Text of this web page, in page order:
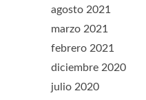
agosto 2021
marzo 2021
febrero 2021
diciembre 2020
julio 2020